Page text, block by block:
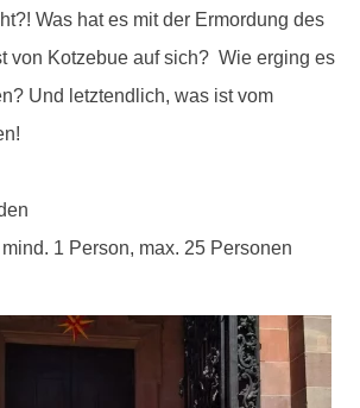
Was hat es mit der Ermordung des
von Kotzebue auf sich? Wie erging es
Und letztendlich, was ist vom
mind. 1 Person, max. 25 Personen